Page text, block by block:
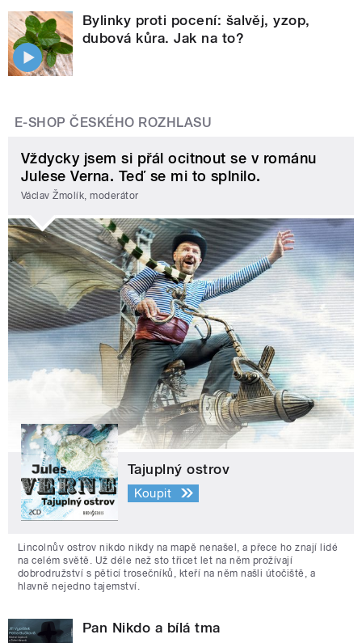
Bylinky proti pocení: šalvěj, yzop,
dubová kůra. Jak na to?
E-SHOP ČESKÉHO ROZHLASU
Vždycky jsem si přál ocitnout se v románu
Julese Verna. Teď se mi to splnilo.
Václav Žmolík, moderátor
Tajuplný ostrov
Koupit
Lincolnův ostrov nikdo nikdy na mapě nenašel, a přece ho znají lidé
na celém světě. Už déle než sto třicet let na něm prožívají
dobrodružství s pěticí trosečníků, kteří na něm našli útočiště, a
hlavně nejedno tajemství.
Pan Nikdo a bílá tma